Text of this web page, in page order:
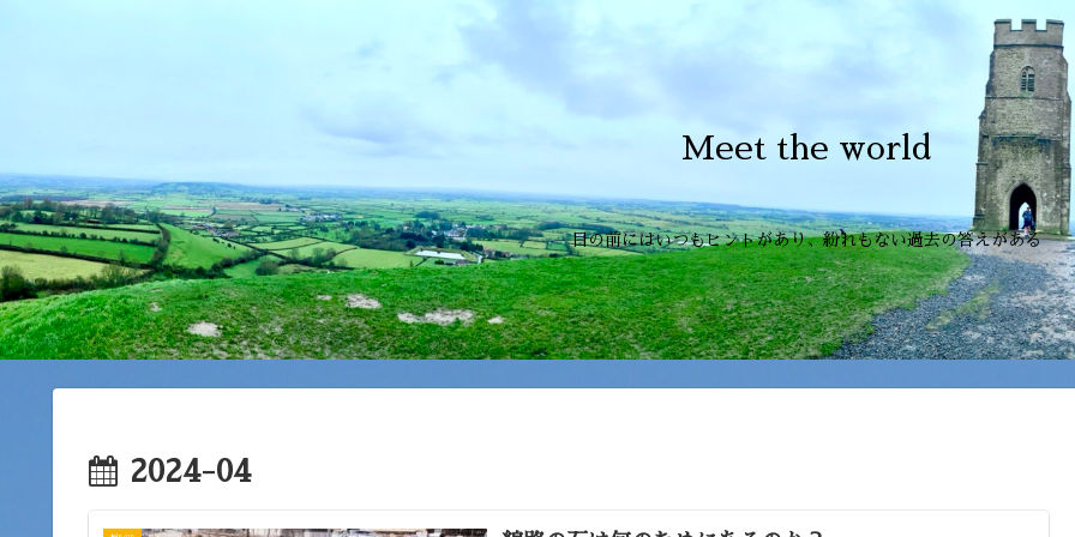
Meet the world
目の前にはいつもヒントがあり、紛れもない過去の答えがある
2024-04